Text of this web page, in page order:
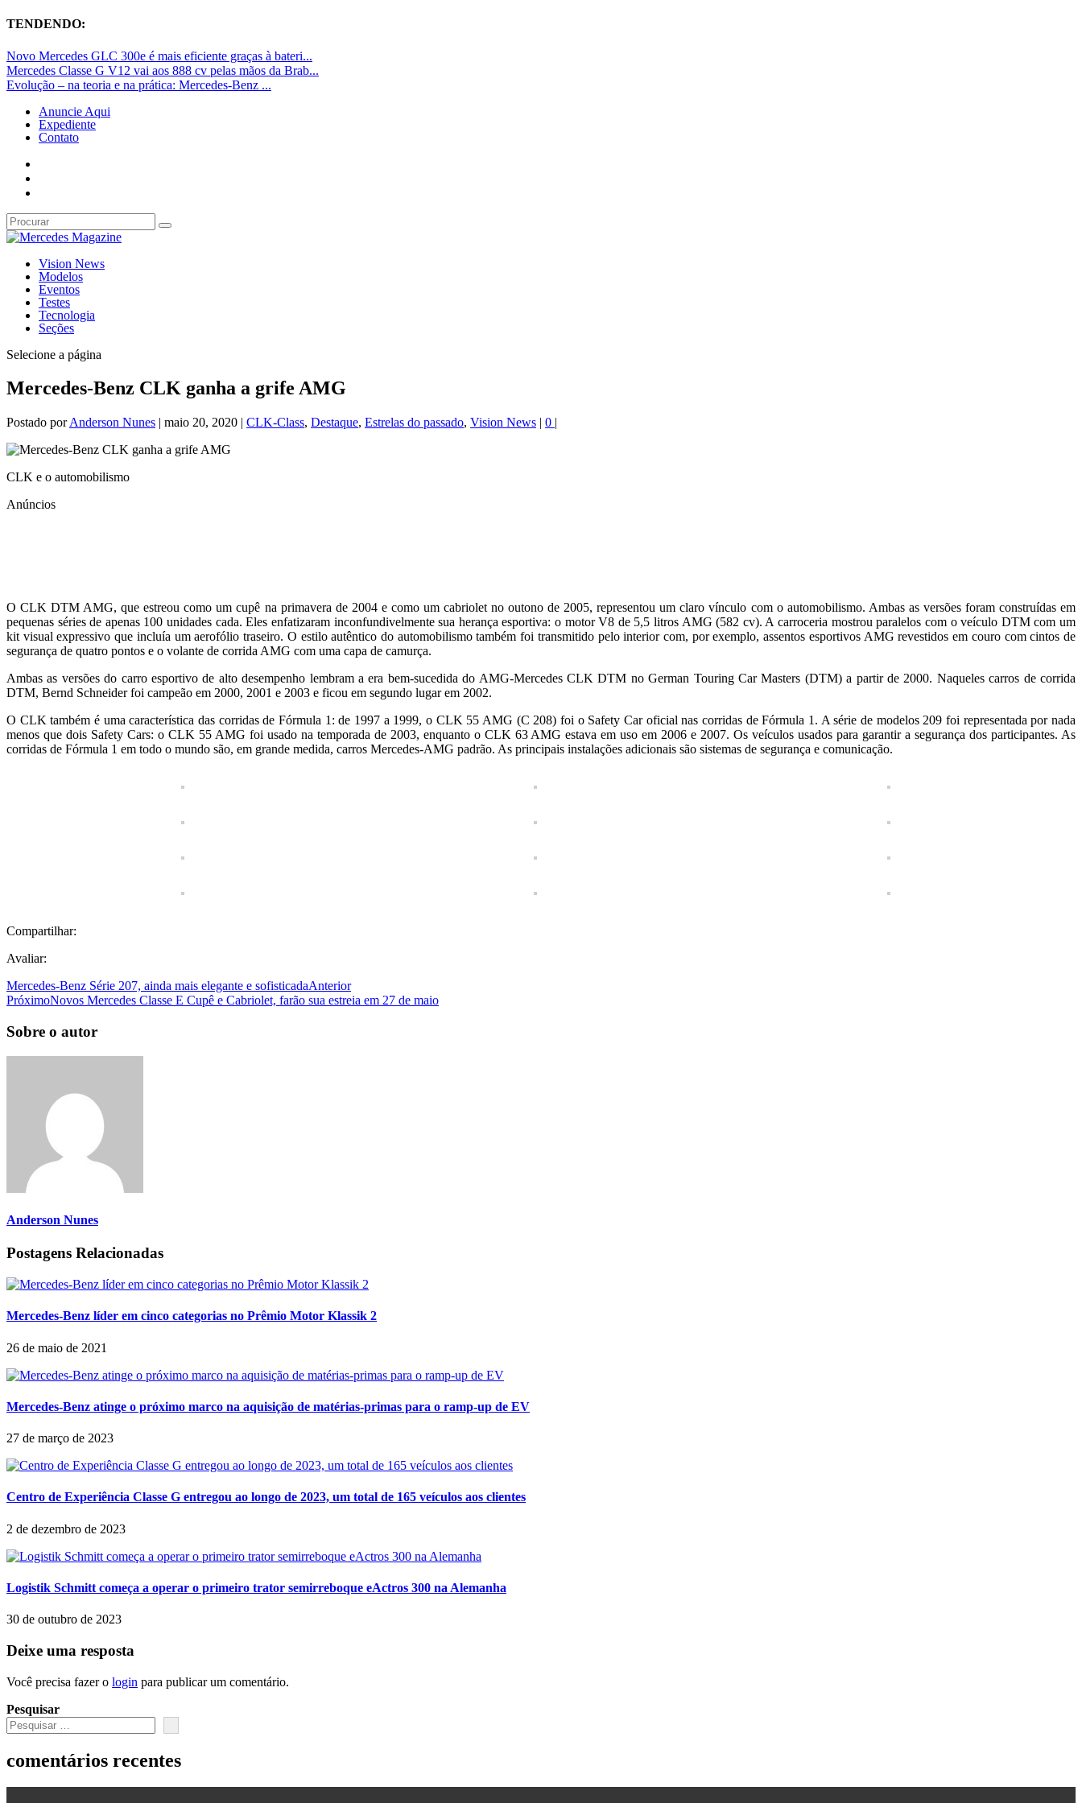
TENDENDO:
Novo Mercedes GLC 300e é mais eficiente graças à bateri...
Mercedes Classe G V12 vai aos 888 cv pelas mãos da Brab...
Evolução – na teoria e na prática: Mercedes-Benz ...
Anuncie Aqui
Expediente
Contato
Vision News
Modelos
Eventos
Testes
Tecnologia
Seções
Selecione a página
Mercedes-Benz CLK ganha a grife AMG
Postado porAnderson Nunes | maio 20, 2020 | CLK-Class, Destaque, Estrelas do passado, Vision News | 0 |
CLK e o automobilismo
Anúncios
O CLK DTM AMG, que estreou como um cupê na primavera de 2004 e como um cabriolet no outono de 2005, representou um claro vínculo com o automobilismo. Ambas as versões foram construídas em
pequenas séries de apenas 100 unidades cada. Eles enfatizaram inconfundivelmente sua herança esportiva: o motor V8 de 5,5 litros AMG (582 cv). A carroceria mostrou paralelos com o veículo DTM com um
kit visual expressivo que incluía um aerofólio traseiro. O estilo autêntico do automobilismo também foi transmitido pelo interior com, por exemplo, assentos esportivos AMG revestidos em couro com cintos de
segurança de quatro pontos e o volante de corrida AMG com uma capa de camurça.
Ambas as versões do carro esportivo de alto desempenho lembram a era bem-sucedida do AMG-Mercedes CLK DTM no German Touring Car Masters (DTM) a partir de 2000. Naqueles carros de corrida
DTM, Bernd Schneider foi campeão em 2000, 2001 e 2003 e ficou em segundo lugar em 2002.
O CLK também é uma característica das corridas de Fórmula 1: de 1997 a 1999, o CLK 55 AMG (C 208) foi o Safety Car oficial nas corridas de Fórmula 1. A série de modelos 209 foi representada por nada
menos que dois Safety Cars: o CLK 55 AMG foi usado na temporada de 2003, enquanto o CLK 63 AMG estava em uso em 2006 e 2007. Os veículos usados ​​para garantir a segurança dos participantes. As
corridas de Fórmula 1 em todo o mundo são, em grande medida, carros Mercedes-AMG padrão. As principais instalações adicionais são sistemas de segurança e comunicação.
Compartilhar:
Avaliar:
Mercedes-Benz Série 207, ainda mais elegante e sofisticadaAnterior
PróximoNovos Mercedes Classe E Cupê e Cabriolet, farão sua estreia em 27 de maio
Sobre o autor
Anderson Nunes
Postagens Relacionadas
Mercedes-Benz líder em cinco categorias no Prêmio Motor Klassik 2
26 de maio de 2021
Mercedes-Benz atinge o próximo marco na aquisição de matérias-primas para o ramp-up de EV
27 de março de 2023
Centro de Experiência Classe G entregou ao longo de 2023, um total de 165 veículos aos clientes
2 de dezembro de 2023
Logistik Schmitt começa a operar o primeiro trator semirreboque eActros 300 na Alemanha
30 de outubro de 2023
Deixe uma resposta
Você precisa fazer o login para publicar um comentário.
Pesquisar
comentários recentes